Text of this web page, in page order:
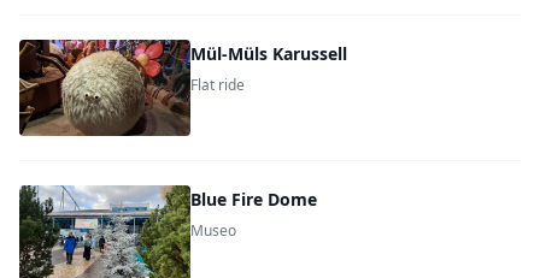
Mül-Müls Karussell
Flat ride
Blue Fire Dome
Museo